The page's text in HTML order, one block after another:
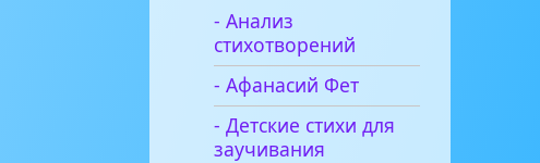
- Анализ
стихотворений
- Афанасий Фет
- Детские стихи для
заучивания